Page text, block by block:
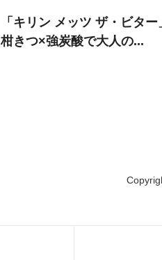
「キリン メッツ ザ・ビタ
柑きつ×強炭酸で大人の...